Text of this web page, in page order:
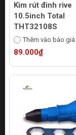
Kìm rút đinh rive
10.5inch Total
THT32108S
Thêm vào báo giá
89.000₫